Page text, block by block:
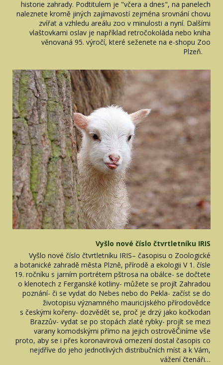
historie zahrady. Podtitulem je "včera a dnes", na panelech
naleznete kromě jiných zajímavostí zejména srovnání chovu
zvířat a vzhledu areálu zoo v minulosti a nyní. Dalšími
vlaštovkami oslav je například retročokoláda nebo kniha
věnovaná 95. výročí, které seženete na e-shopu Zoo
Plzeň.
Vyšlo nové číslo čtvrtletníku IRIS
Vyšlo nové číslo čtvrtletníku IRIS– časopisu o Zoologické
a botanické zahradě města Plzně, přírodě a ekologii V 1. čísle
19. ročníku s jarním portrétem pštrosa na obálce- se dočtete
o klenotech z Ferganské kotliny- můžete se projít Zahradou
poznání- či se vydat do Nebes nebo do Pekla- začíst se do
životopisu významného mauricijského přírodovědce
s českými kořeny- dozvědět se, proč je drzý jako kočkodan
Brazzův- vydat se po stopách zlaté rybky- projít se mezi
varany komodskými přímo na jejich ostrověČiníme vše
proto, aby se i přes koronavirová omezení dostal časopis co
nejdříve do jeho jednotlivých distribučních míst a k Vám,
vážení čtenáři…